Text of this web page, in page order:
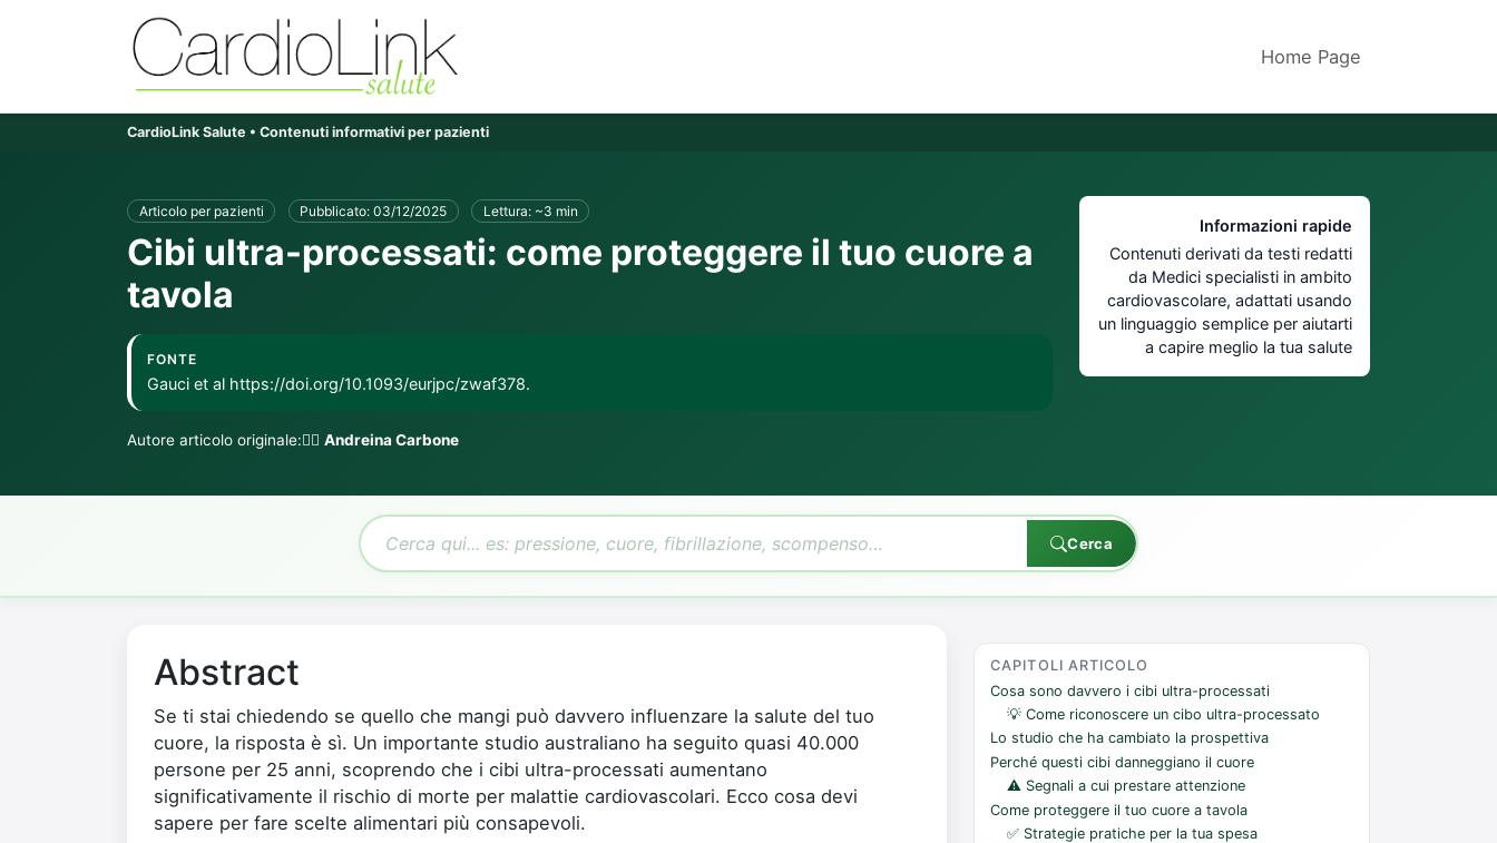
Home Page
CardioLink Salute • Contenuti informativi per pazienti
Articolo per pazienti Pubblicato: 03/12/2025 Lettura: ~3 min
Cibi ultra-processati: come proteggere il tuo cuore a
tavola
FONTE
Gauci et al https://doi.org/10.1093/eurjpc/zwaf378.
Autore articolo originale:👨‍⚕️ Andreina Carbone
Informazioni rapide
Contenuti derivati da testi redatti
da Medici specialisti in ambito
cardiovascolare, adattati usando
un linguaggio semplice per aiutarti
a capire meglio la tua salute
Cerca
Abstract
Se ti stai chiedendo se quello che mangi può davvero influenzare la salute del tuo
cuore, la risposta è sì. Un importante studio australiano ha seguito quasi 40.000
persone per 25 anni, scoprendo che i cibi ultra-processati aumentano
significativamente il rischio di morte per malattie cardiovascolari. Ecco cosa devi
sapere per fare scelte alimentari più consapevoli.
CAPITOLI ARTICOLO
Cosa sono davvero i cibi ultra-processati
💡 Come riconoscere un cibo ultra-processato
Lo studio che ha cambiato la prospettiva
Perché questi cibi danneggiano il cuore
⚠️ Segnali a cui prestare attenzione
Come proteggere il tuo cuore a tavola
✅ Strategie pratiche per la tua spesa